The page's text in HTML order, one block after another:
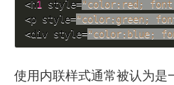
<h1 style="color:red;
<p style="color:green;
<div style="color:blue;
使用内联样式通常被认为是